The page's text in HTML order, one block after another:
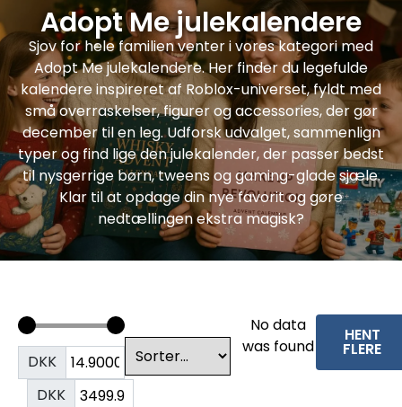
Adopt Me julekalendere
Sjov for hele familien venter i vores kategori med
Adopt Me julekalendere. Her finder du legefulde
kalendere inspireret af Roblox-universet, fyldt med
små overraskelser, figurer og accessories, der gør
december til en leg. Udforsk udvalget, sammenlign
typer og find lige den julekalender, der passer bedst
til nysgerrige børn, tweens og gaming-glade sjæle.
Klar til at opdage din nye favorit og gøre
nedtællingen ekstra magisk?
DKK
DKK
No data
was found
HENT
FLERE